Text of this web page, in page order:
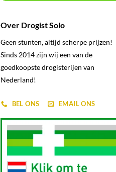
Over Drogist Solo
Geen stunten, altijd scherpe prijzen!
Sinds 2014 zijn wij een van de
goedkoopste drogisterijen van
Nederland!
BEL ONS EMAIL ONS